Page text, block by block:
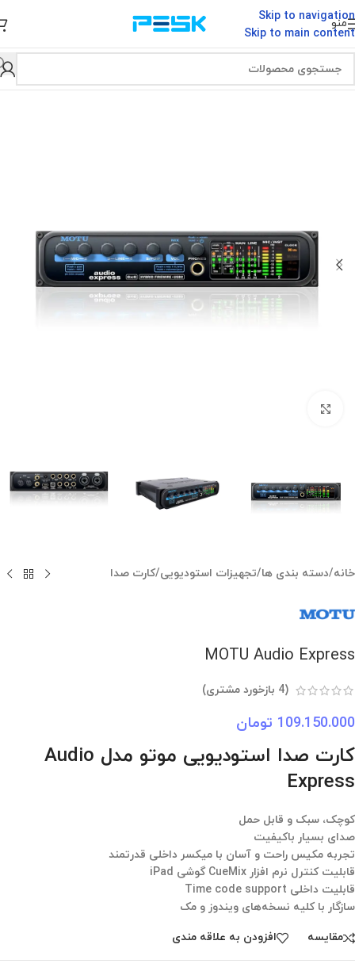
Skip to navigation
Skip to main content
منو
خانه/دسته بندی ها/تجهیزات استودیویی/کارت صدا
MOTU Audio Express
(
4 بازخورد مشتری)
109.150.000 تومان
کارت صدا استودیویی موتو مدل Audio
Express
کوچک، سبک و قابل حمل
صدای بسیار باکیفیت
تجربه مکیس راحت و آسان با میکسر داخلی قدرتمند
قابلیت کنترل نرم افزار CueMix گوشی iPad
قابلیت داخلی Time code support
سازگار با کلیه نسخه‌های ویندوز و مک
مقایسه افزودن به علاقه مندی